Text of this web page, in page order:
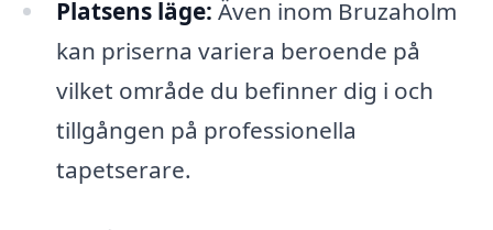
Platsens läge: Även inom Bruzaholm
kan priserna variera beroende på
vilket område du befinner dig i och
tillgången på professionella
tapetserare.